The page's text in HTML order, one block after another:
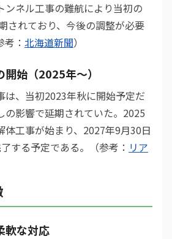
ンネル工事の難航により当初の
されており、今後の調整が必要
： 北海道新聞）
始（2025年〜）
は、当初2023年秋に開始予定だ
の影響で延期されていた。2025
体工事が始まり、2027年9月30日
する予定である。（参考： リア
軟な対応